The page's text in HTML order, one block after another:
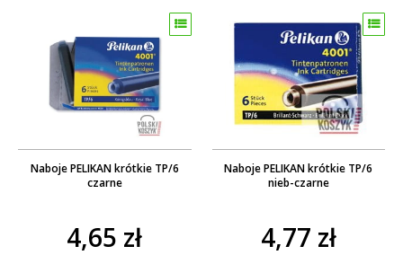
Naboje PELIKAN krótkie TP/6
czarne
4,65 zł
Naboje PELIKAN krótkie TP/6
nieb-czarne
4,77 zł